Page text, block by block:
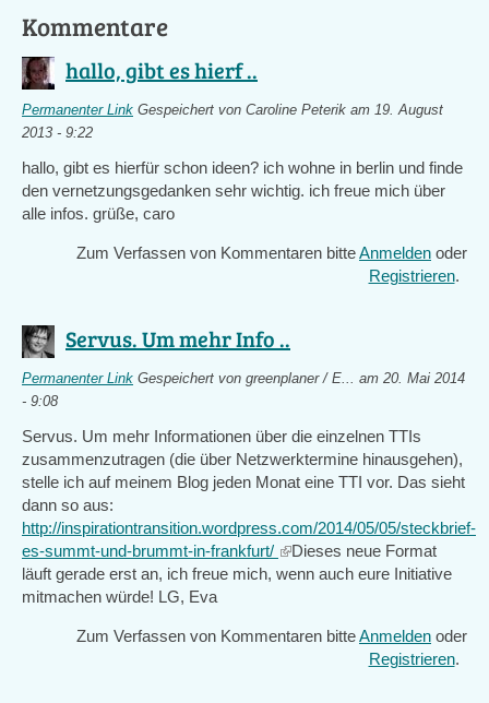
Kommentare
hallo, gibt es hierf ..
Permanenter Link Gespeichert von Caroline Peterik am 19. August
2013 - 9:22
hallo, gibt es hierfür schon ideen? ich wohne in berlin und finde
den vernetzungsgedanken sehr wichtig. ich freue mich über
alle infos. grüße, caro
Zum Verfassen von Kommentaren bitteAnmelden oder
Registrieren.
Servus. Um mehr Info ..
Permanenter Link Gespeichert von greenplaner / E... am 20. Mai 2014
- 9:08
Servus. Um mehr Informationen über die einzelnen TTIs
zusammenzutragen (die über Netzwerktermine hinausgehen),
stelle ich auf meinem Blog jeden Monat eine TTI vor. Das sieht
dann so aus:
http://inspirationtransition.wordpress.com/2014/05/05/steckbrief-
es-summt-und-brummt-in-frankfurt/ (link
is
Dieses neue Format
läuft gerade erst an, ich freue mich, wenn auch eure Initiative
mitmachen würde! LG, Eva
Zum Verfassen von Kommentaren bitteAnmelden oder
Registrieren.